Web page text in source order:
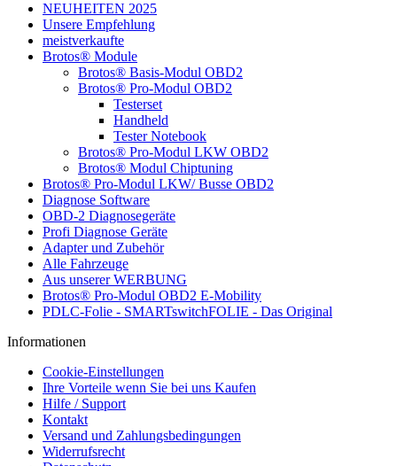
NEUHEITEN 2025
Unsere Empfehlung
meistverkaufte
Brotos® Module
Brotos® Basis-Modul OBD2
Brotos® Pro-Modul OBD2
Testerset
Handheld
Tester Notebook
Brotos® Pro-Modul LKW OBD2
Brotos® Modul Chiptuning
Brotos® Pro-Modul LKW/ Busse OBD2
Diagnose Software
OBD-2 Diagnosegeräte
Profi Diagnose Geräte
Adapter und Zubehör
Alle Fahrzeuge
Aus unserer WERBUNG
Brotos® Pro-Modul OBD2 E-Mobility
PDLC-Folie - SMARTswitchFOLIE - Das Original
Informationen
Cookie-Einstellungen
Ihre Vorteile wenn Sie bei uns Kaufen
Hilfe / Support
Kontakt
Versand und Zahlungsbedingungen
Widerrufsrecht